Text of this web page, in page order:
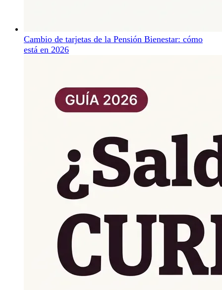
Cambio de tarjetas de la Pensión Bienestar: cómo
está en 2026